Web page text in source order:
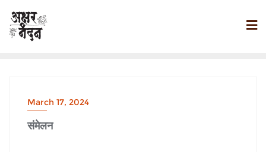
March 17, 2024
संमेलन